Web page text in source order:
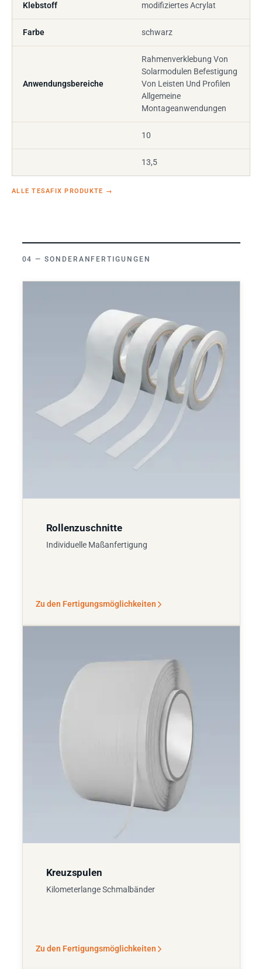
Klebstoff modifiziertes Acrylat
Farbe schwarz
Anwendungsbereiche
Rahmenverklebung Von
Solarmodulen Befestigung
Von Leisten Und Profilen
Allgemeine
Montageanwendungen
10
13,5
ALLE TESAFIX PRODUKTE →
SONDERANFERTIGUNGEN
Rollenzuschnitte
Individuelle Maßanfertigung
Zu den Fertigungsmöglichkeiten
Kreuzspulen
Kilometerlange Schmalbänder
Zu den Fertigungsmöglichkeiten